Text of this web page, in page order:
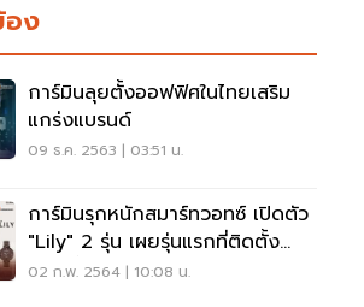
อง
การ์มินลุยตั้งออฟฟิศในไทยเสริม
แกร่งแบรนด์
09 ธ.ค. 2563 | 03:51 น.
การ์มินรุกหนักสมาร์ทวอทซ์ เปิดตัว
"Lily" 2 รุ่น เผยรุ่นแรกที่ติดตั้ง
แอป"ตั้งครรภ์"
02 ก.พ. 2564 | 10:08 น.